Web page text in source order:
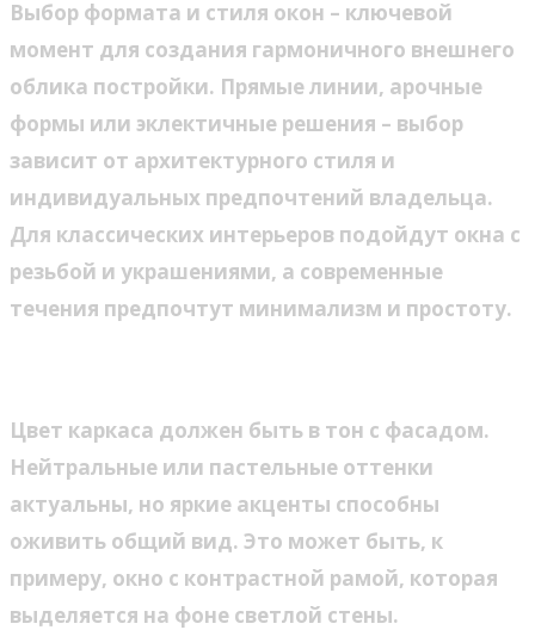
Выбор формата и стиля окон – ключевой
момент для создания гармоничного внешнего
облика постройки. Прямые линии, арочные
формы или эклектичные решения – выбор
зависит от архитектурного стиля и
индивидуальных предпочтений владельца.
Для классических интерьеров подойдут окна с
резьбой и украшениями, а современные
течения предпочтут минимализм и простоту.
Цвет каркаса должен быть в тон с фасадом.
Нейтральные или пастельные оттенки
актуальны, но яркие акценты способны
оживить общий вид. Это может быть, к
примеру, окно с контрастной рамой, которая
выделяется на фоне светлой стены.